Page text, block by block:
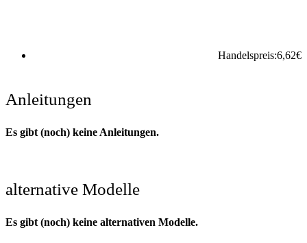
Handelspreis:6,62€
Anleitungen
Es gibt (noch) keine Anleitungen.
alternative Modelle
Es gibt (noch) keine alternativen Modelle.